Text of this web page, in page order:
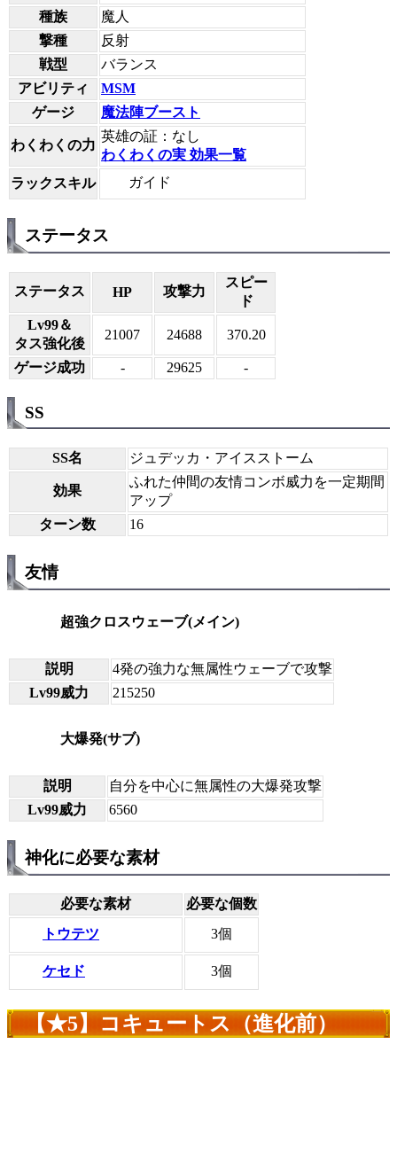
種族
魔人
撃種
反射
戦型
バランス
アビリティ
MSM
ゲージ
魔法陣ブースト
わくわくの力
英雄の証：なし
わくわくの実 効果一覧
ラックスキル
ガイド
ステータス
ステータス HP 攻撃力
スピー
ド
Lv99＆
タス強化後
21007 24688 370.20
ゲージ成功 - 29625 -
SS
SS名 ジュデッカ・アイスストーム
効果
ふれた仲間の友情コンボ威力を一定期間
アップ
ターン数
16
友情
超強クロスウェーブ(メイン)
説明
4発の強力な無属性ウェーブで攻撃
Lv99威力
215250
大爆発(サブ)
説明
自分を中心に無属性の大爆発攻撃
Lv99威力
6560
神化に必要な素材
必要な素材
必要な個数
トウテツ
3個
ケセド 3個
【★5】コキュートス（進化前）